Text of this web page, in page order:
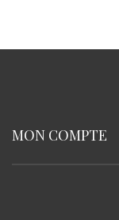
MON COMPTE